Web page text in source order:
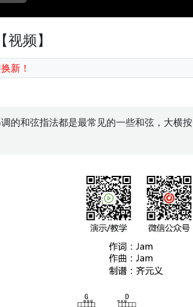
频】
新！
的和弦指法都是最常见的一些和弦，大横按